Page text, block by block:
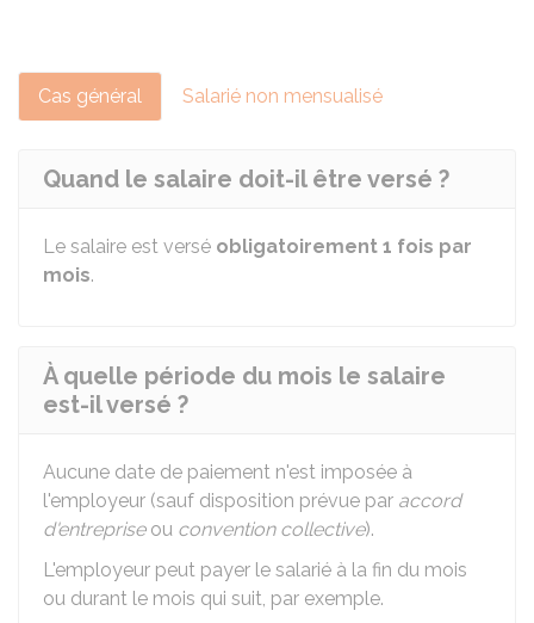
Cas général Salarié non mensualisé
Quand le salaire doit-il être versé ?
Le salaire est versé obligatoirement 1 fois par
mois.
À quelle période du mois le salaire
est-il versé ?
Aucune date de paiement n'est imposée à
l'employeur (sauf disposition prévue par accord
d'entrepriseou convention collective).
L'employeur peut payer le salarié à la fin du mois
ou durant le mois qui suit, par exemple.